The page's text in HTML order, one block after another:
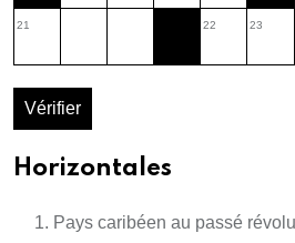
21 22 23
Vérifier
Horizontales
Pays caribéen au passé